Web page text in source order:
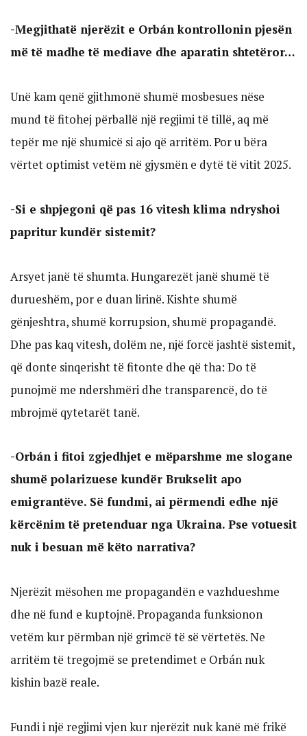
-Megjithatë njerëzit e Orbán kontrollonin pjesën
më të madhe të mediave dhe aparatin shtetëror…
Unë kam qenë gjithmonë shumë mosbesues nëse
mund të fitohej përballë një regjimi të tillë, aq më
tepër me një shumicë si ajo që arritëm. Por u bëra
vërtet optimist vetëm në gjysmën e dytë të vitit 2025.
-Si e shpjegoni që pas 16 vitesh klima ndryshoi
papritur kundër sistemit?
Arsyet janë të shumta. Hungarezët janë shumë të
durueshëm, por e duan lirinë. Kishte shumë
gënjeshtra, shumë korrupsion, shumë propagandë.
Dhe pas kaq vitesh, dolëm ne, një forcë jashtë sistemit,
që donte sinqerisht të fitonte dhe që tha: Do të
punojmë me ndershmëri dhe transparencë, do të
mbrojmë qytetarët tanë.
-Orbán i fitoi zgjedhjet e mëparshme me slogane
shumë polarizuese kundër Brukselit apo
emigrantëve. Së fundmi, ai përmendi edhe një
kërcënim të pretenduar nga Ukraina. Pse votuesit
nuk i besuan më këto narrativa?
Njerëzit mësohen me propagandën e vazhdueshme
dhe në fund e kuptojnë. Propaganda funksionon
vetëm kur përmban një grimcë të së vërtetës. Ne
arritëm të tregojmë se pretendimet e Orbán nuk
kishin bazë reale.
Fundi i një regjimi vjen kur njerëzit nuk kanë më frikë